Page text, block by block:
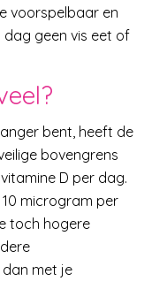
voorspelbaar en
geen vis eet of
bent, heeft de
bovengrens
D per dag.
microgram per
toch hogere
met je